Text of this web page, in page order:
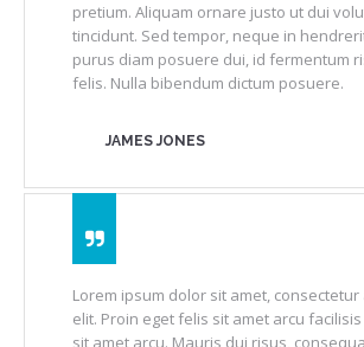
pretium. Aliquam ornare justo ut dui
tincidunt. Sed tempor, neque in
purus diam posuere dui, id fermentum
felis. Nulla bibendum dictum posuere.
JAMES JONES
Lorem ipsum dolor sit amet,
elit. Proin eget felis sit amet arcu
sit amet arcu. Mauris dui risus,